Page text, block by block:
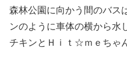
森林公園に向かう間のバス
ンのように車体の横から水
チキンとＨｉｔ☆ｍｅちゃ